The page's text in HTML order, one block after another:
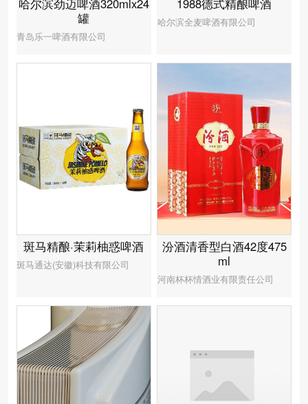
哈尔滨劲迈啤酒320mlx24
罐
青岛乐一啤酒有限公司
1988德式精酿啤酒
哈尔滨全麦啤酒有限公司
斑马精酿·茉莉柚惑啤酒
斑马通达(安徽)科技有限公司
汾酒清香型白酒42度475
ml
河南杯杯情酒业有限责任公司